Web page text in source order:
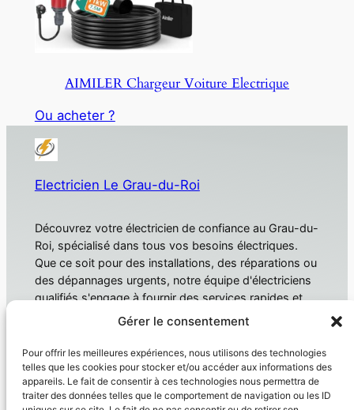
Gérer le consentement
Pour offrir les meilleures expériences, nous utilisons des technologies
telles que les cookies pour stocker et/ou accéder aux informations des
appareils. Le fait de consentir à ces technologies nous permettra de
traiter des données telles que le comportement de navigation ou les ID
AIMILER Chargeur Voiture Electrique
Ou acheter ?
Electricien Le Grau-du-Roi
Découvrez votre électricien de confiance au Grau-du-
Roi, spécialisé dans tous vos besoins électriques.
Que ce soit pour des installations, des réparations ou
des dépannages urgents, notre équipe d'électriciens
qualifiés s'engage à fournir des services rapides et
fiables. Électricien Le Grau-du-Roi
À propos
Domotique
Électricien
Confidentialité
Politique de confidentialité
Conditions générales